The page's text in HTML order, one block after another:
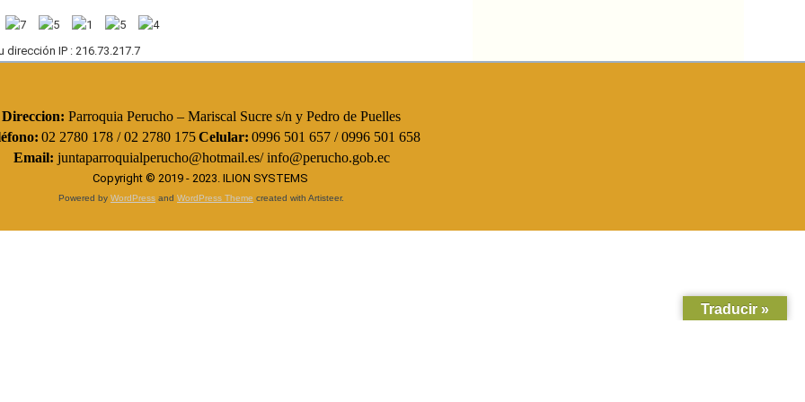
dirección IP : 216.73.217.7
Direccion: Parroquia Perucho – Mariscal Sucre s/n y Pedro de Puelles
02 2780 178 / 02 2780 175Celular: 0996 501 657 / 0996 501 658
Email: juntaparroquialperucho@hotmail.es/ info@perucho.gob.ec
Copyright © 2019 - 2023. ILION SYSTEMS
Powered by WordPress and WordPress Theme created with Artisteer.
Traducir »